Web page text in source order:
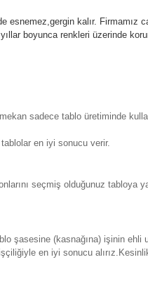
esnemez,gergin kalır. Firmamız
boyunca renkleri üzerinde
sadece tablo üretiminde
en iyi sonucu verir.
seçmiş olduğunuz tabloya
şasesine (kasnağına) işinin ehli
en iyi sonucu